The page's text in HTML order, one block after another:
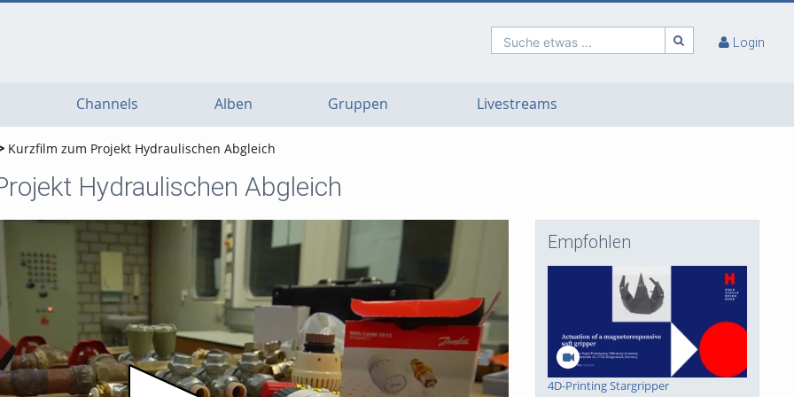
Suche etwas ... Login
Channels Alben Gruppen Livestreams
Kurzfilm zum Projekt Hydraulischen Abgleich
Hydraulischen Abgleich
Video abspielen
Empfohlen
4D-Printing Stargripper